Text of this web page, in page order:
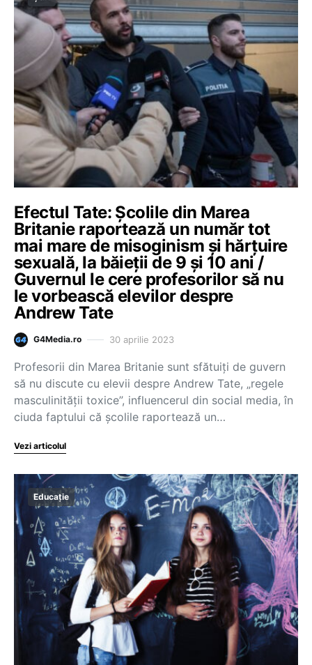
Efectul Tate: Școlile din Marea
Britanie raportează un număr tot
mai mare de misoginism și hărțuire
sexuală, la băieții de 9 și 10 ani /
Guvernul le cere profesorilor să nu
le vorbească elevilor despre
Andrew Tate
G4Media.ro 30 aprilie 2023
Profesorii din Marea Britanie sunt sfătuiţi de guvern
să nu discute cu elevii despre Andrew Tate, „regele
masculinităţii toxice”, influencerul din social media, în
ciuda faptului că şcolile raportează un…
Vezi articolul
Educație